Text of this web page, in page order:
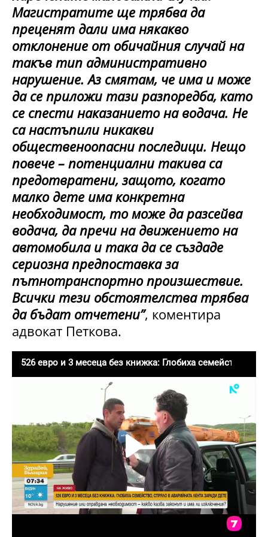
Магистратите ще трябва да
преценят дали има някакво
отклонение от обичайния случай на
такъв тип административно
нарушение. Аз смятам, че има и може
да се приложи тази разпоредба, като
се спести наказанието на водача. Не
са настъпили никакви
общественоопасни последици. Нещо
повече – потенциални такива са
предотвратени, защото, когато
малко дете има конкретна
необходимост, то може да разсейва
водача, да пречи на движението на
автомобила и така да се създаде
сериозна предпоставка за
пътнотранспортно произшествие.
Всички тези обстоятелства трябва
да бъдат отчетени”, коментира
адвокат Петкова.